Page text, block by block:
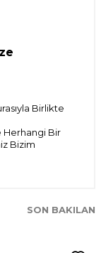
Birlikte
Herhangi Bir
Bizim
SON